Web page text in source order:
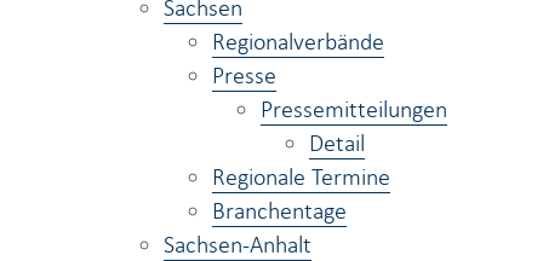
Sachsen
Regionalverbände
Presse
Pressemitteilungen
Detail
Regionale Termine
Branchentage
Sachsen-Anhalt